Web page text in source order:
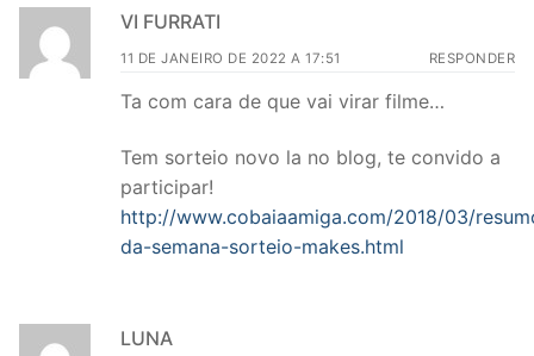
VI FURRATI
11 DE JANEIRO DE 2022 A 17:51 RESPONDER
Ta com cara de que vai virar filme…
Tem sorteio novo la no blog, te convido a
participar!
http://www.cobaiaamiga.com/2018/03/
da-semana-sorteio-makes.html
LUNA